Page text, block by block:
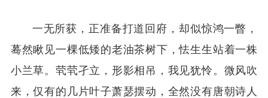
一无所获，正准备打道回府，却似惊鸿一瞥，
蓦然瞅见一棵低矮的老油茶树下，怯生生站着一株
小兰草。茕茕孑立，形影相吊，我见犹怜。微风吹
来，仅有的几片叶子萧瑟摆动，全然没有唐朝诗人